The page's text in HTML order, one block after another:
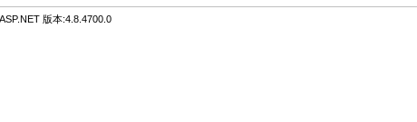
版本:4.8.4700.0